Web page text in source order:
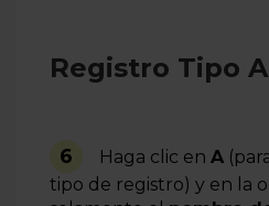
Registro Tipo A
6 Haga clic en A
tipo de registro) y en la